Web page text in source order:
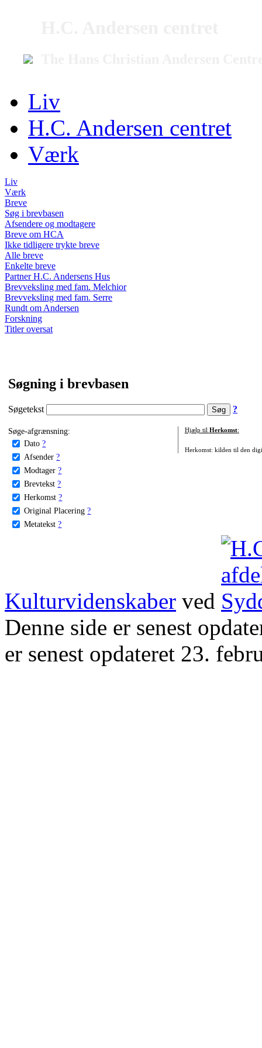
Liv
H.C. Andersen centret
Værk
Liv
Værk
Breve
Søg i brevbasen
Afsendere og modtagere
Breve om HCA
Ikke tidligere trykte breve
Alle breve
Enkelte breve
Partner H.C. Andersens Hus
Brevveksling med fam. Melchior
Brevveksling med fam. Serre
Rundt om Andersen
Forskning
Titler oversat
Søgning i brevbasen
Søgetekst ?
Søge-afgrænsning:
Dato ?
Afsender ?
Modtager ?
Brevtekst ?
Herkomst ?
Original Placering ?
Metatekst ?
Hjælp til Herkomst:
Herkomst: kilden til den
Kulturvidenskaber ved
Denne side er senest
er senest opdateret 23.